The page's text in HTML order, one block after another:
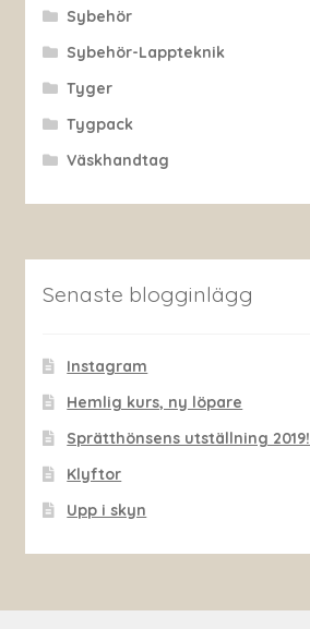
Sybehör
Sybehör-Lappteknik
Tyger
Tygpack
Väskhandtag
Senaste blogginlägg
Instagram
Hemlig kurs, ny löpare
Sprätthönsens utställning 2019!
Klyftor
Upp i skyn